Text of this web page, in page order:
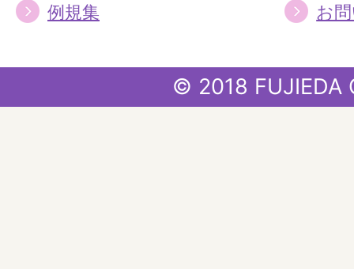
例規集 お
© 2018 FUJIEDA